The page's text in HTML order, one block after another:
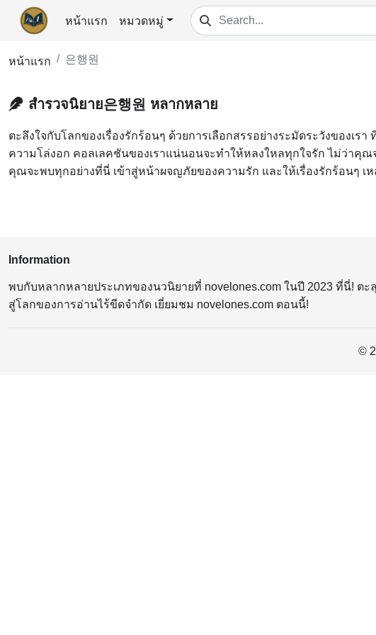
หน้าแรก หมวดหมู่
หน้าแรก 은행원
สำรวจนิยาย은행원 หลากหลาย
ตะลึงใจกับโลกของเรื่องรักร้อนๆ ด้วยการเลือกสรรอย่างระมัดระวังของเรา
ความโล่งอก คอลเลคชันของเราแน่นอนจะทำให้หลงใหลทุกใจรัก ไม่ว่าคุ
คุณจะพบทุกอย่างที่นี่ เข้าสู่หน้าผจญภัยของความรัก และให้เรื่องรักร้อนๆ
Information
พบกับหลากหลายประเภทของนวนิยายที่ novelones.com ในปี 2023 ที่นี่! ตะ
สู่โลกของการอ่านไร้ขีดจำกัด เยี่ยมชม novelones.com ตอนนี้!
©